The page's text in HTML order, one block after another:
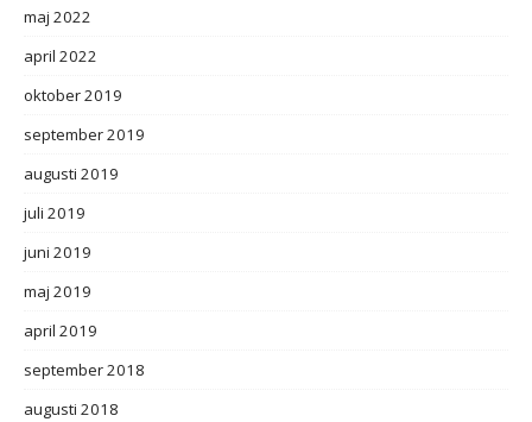
maj 2022
april 2022
oktober 2019
september 2019
augusti 2019
juli 2019
juni 2019
maj 2019
april 2019
september 2018
augusti 2018